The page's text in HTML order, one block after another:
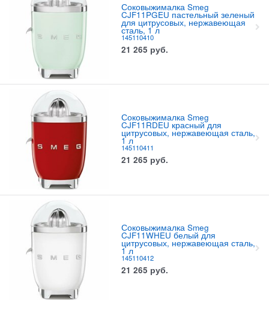
Соковыжималка Smeg
CJF11PGEU пастельный зеленый
для цитрусовых, нержавеющая
сталь, 1 л
145110410
21 265 руб.
Соковыжималка Smeg
CJF11RDEU красный для
цитрусовых, нержавеющая сталь,
1 л
145110411
21 265 руб.
Соковыжималка Smeg
CJF11WHEU белый для
цитрусовых, нержавеющая сталь,
1 л
145110412
21 265 руб.